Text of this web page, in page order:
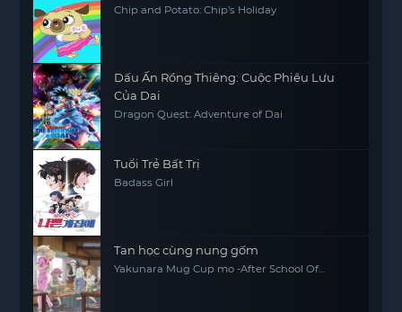
Chip and Potato: Chip’s Holiday
Dấu Ấn Rồng Thiêng: Cuộc Phiêu Lưu
Của Dai
Dragon Quest: Adventure of Dai
Tuổi Trẻ Bất Trị
Badass Girl
Tan học cùng nung gốm
Yakunara Mug Cup mo -After School Of